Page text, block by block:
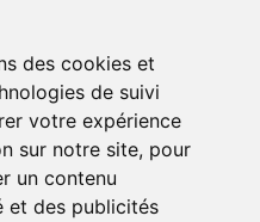
des cookies et
de suivi
votre expérience
sur notre site, pour
un contenu
et des publicités